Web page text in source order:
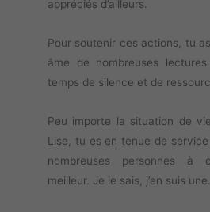
appréciés d’ailleurs.
Pour soutenir ces actions, tu
âme de nombreuses
temps de silence et de
Peu importe la situation de
Lise, tu es en tenue de
nombreuses personnes à
meilleur. Je le sais, j’en suis une.